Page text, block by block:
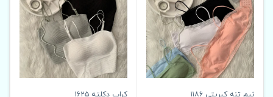
نیم تنه کبریتی ۱۱۸۶ کراپ دکلته ۱۶۲۵